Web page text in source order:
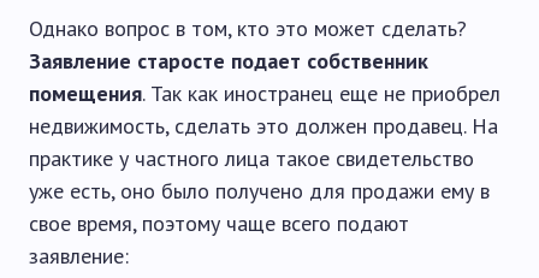
Однако вопрос в том, кто это может сделать?
Заявление старосте подает собственник
помещения. Так как иностранец еще не приобрел
недвижимость, сделать это должен продавец. На
практике у частного лица такое свидетельство
уже есть, оно было получено для продажи ему в
свое время, поэтому чаще всего подают
заявление: